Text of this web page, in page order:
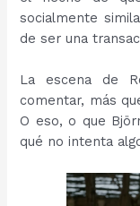
socialmente
de ser una
La escena de
comentar, más
O eso, o que
qué no intenta